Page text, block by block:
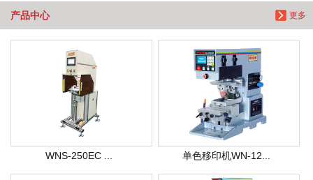
更多
产品中心
WNS-250EC ... 单色移印机WN-12...